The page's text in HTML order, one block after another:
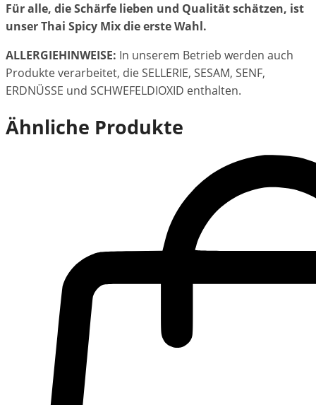
Für alle, die Schärfe lieben und Qualität schätzen, ist
unser Thai Spicy Mix die erste Wahl.
ALLERGIEHINWEISE: In unserem Betrieb werden auch
Produkte verarbeitet, die SELLERIE, SESAM, SENF,
ERDNÜSSE und SCHWEFELDIOXID enthalten.
Ähnliche Produkte